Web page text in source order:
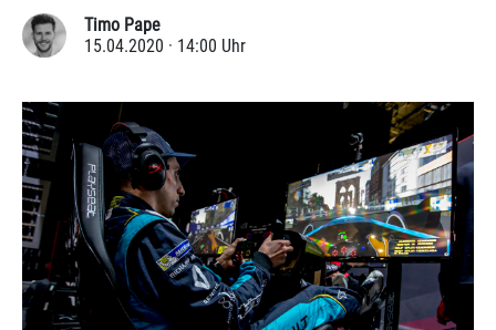
Timo Pape
15.04.2020 · 14:00 Uhr